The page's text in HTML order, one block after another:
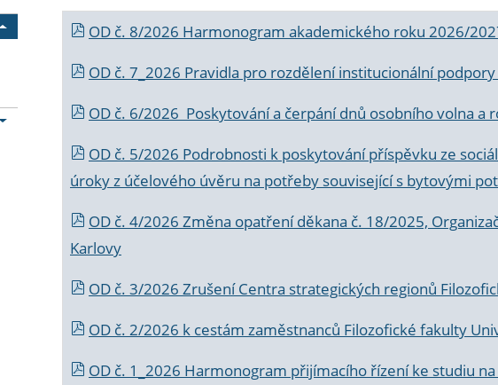
OD č. 8/2026 Harmonogram akademického roku 2026/
OD č. 7_2026 Pravidla pro rozdělení institucionální
OD č. 6/2026 Poskytování a čerpání dnů osobního volna
OD č. 5/2026 Podrobnosti k poskytování příspěvku ze
úroky z účelového úvěru na potřeby související s bytovými
OD č. 4/2026 Změna opatření děkana č. 18/2025,
Karlovy
OD č. 3/2026 Zrušení Centra strategických regionů
OD č. 2/2026 k cestám zaměstnanců Filozofické fakulty
OD č. 1_2026 Harmonogram přijímacího řízení ke studiu